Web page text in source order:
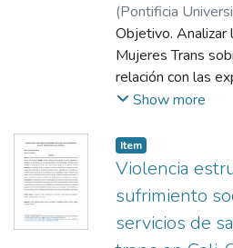
(Pontificia
Guerrero Gallo,
Rocha, María
Objetivo. Analizar
Mujeres Trans
relación con las
discriminación en
fenomenológico,
“Bola de Nieve”.
de la información
mayo y junio del
entrevistas
Show more
Item
Violencia
sufrimiento
servicios de